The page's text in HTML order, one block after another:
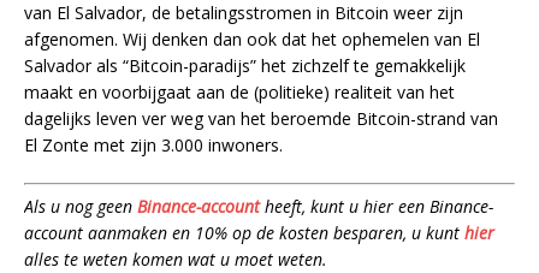
van El Salvador, de betalingsstromen in Bitcoin weer zijn
afgenomen. Wij denken dan ook dat het ophemelen van El
Salvador als “Bitcoin-paradijs” het zichzelf te gemakkelijk
maakt en voorbijgaat aan de (politieke) realiteit van het
dagelijks leven ver weg van het beroemde Bitcoin-strand van
El Zonte met zijn 3.000 inwoners.
Als u nog geen Binance-accountheeft, kunt u hier een Binance-
account aanmaken en 10% op de kosten besparen, u kunt hier
alles te weten komen wat u moet weten.